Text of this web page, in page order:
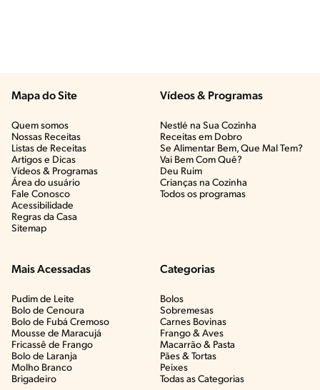
Mapa do Site
Quem somos
Nossas Receitas
Listas de Receitas​
Artigos e Dicas​
Vídeos & Programas​
Área do usuário
Fale Conosco
Acessibilidade
Regras da Casa
Sitemap
Vídeos & Programas​
Nestlé na Sua Cozinha
Receitas em Dobro
Se Alimentar Bem, Que Mal Tem?​
Vai Bem Com Quê?​
Deu Ruim​
Crianças na Cozinha​
Todos os programas
Mais Acessadas
Pudim de Leite
Bolo de Cenoura
Bolo de Fubá Cremoso
Mousse de Maracujá
Fricassê de Frango
Bolo de Laranja
Molho Branco
Brigadeiro
Categorias
Bolos
Sobremesas
Carnes Bovinas​
Frango & Aves​
Macarrão & Pasta​
Pães & Tortas​
Peixes
Todas as Categorias